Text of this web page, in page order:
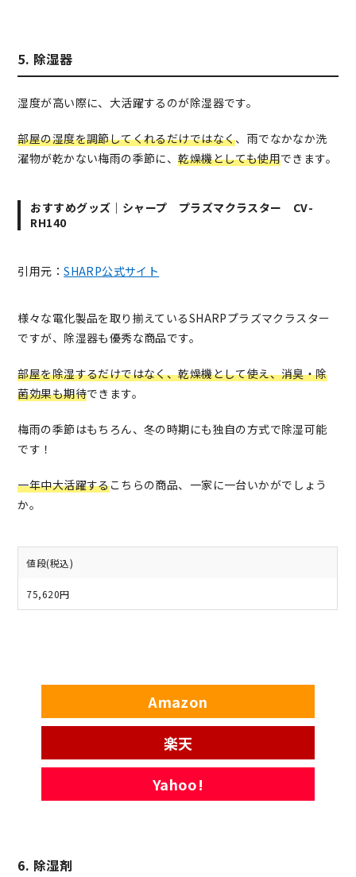
5. 除湿器
湿度が高い際に、大活躍するのが除湿器です。
部屋の湿度を調節してくれるだけではなく、雨でなかなか洗
濯物が乾かない梅雨の季節に、乾燥機としても使用できます。
おすすめグッズ｜シャープ プラズマクラスター CV-
RH140
引用元：SHARP公式サイト
様々な電化製品を取り揃えているSHARPプラズマクラスター
ですが、除湿器も優秀な商品です。
部屋を除湿するだけではなく、乾燥機として使え、消臭・除
菌効果も期待できます。
梅雨の季節はもちろん、冬の時期にも独自の方式で除湿可能
です！
一年中大活躍するこちらの商品、一家に一台いかがでしょう
か。
値段(税込)
75,620円
Amazon
楽天
Yahoo!
6. 除湿剤